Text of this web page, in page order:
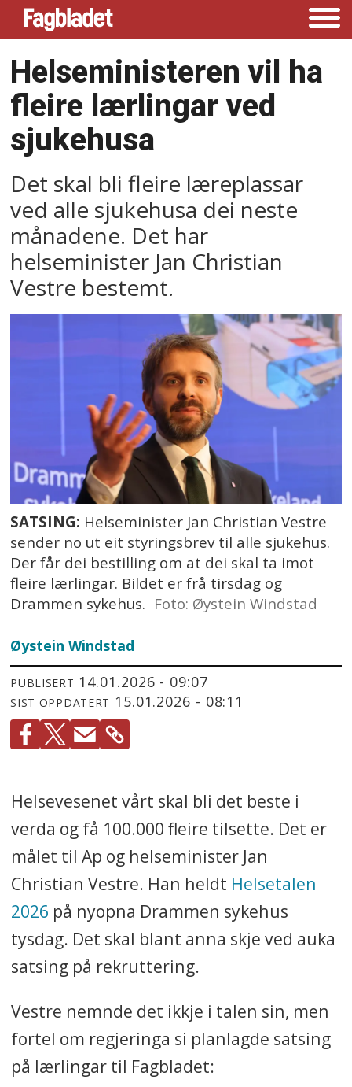
Helseministeren vil ha
fleire lærlingar ved
sjukehusa
Det skal bli fleire læreplassar
ved alle sjukehusa dei neste
månadene. Det har
helseminister Jan Christian
Vestre bestemt.
SATSING: Helseminister Jan Christian Vestre
sender no ut eit styringsbrev til alle sjukehus.
Der får dei bestilling om at dei skal ta imot
fleire lærlingar. Bildet er frå tirsdag og
Drammen sykehus. Foto: Øystein Windstad
Øystein Windstad
PUBLISERT 14.01.2026 - 09:07
SIST OPPDATERT 15.01.2026 - 08:11
Helsevesenet vårt skal bli det beste i
verda og få 100.000 fleire tilsette. Det er
målet til Ap og helseminister Jan
Christian Vestre. Han heldt Helsetalen
2026 på nyopna Drammen sykehus
tysdag. Det skal blant anna skje ved auka
satsing på rekruttering.
Vestre nemnde det ikkje i talen sin, men
fortel om regjeringa si planlagde satsing
på lærlingar til Fagbladet: